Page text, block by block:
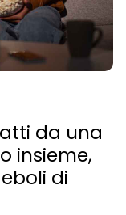
da una
insieme,
di